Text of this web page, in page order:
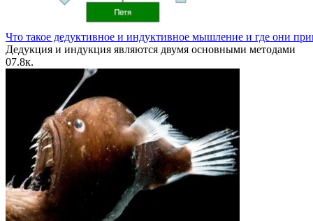
Что такое дедуктивное и индуктивное мышление и где они
Дедукция и индукция являются двумя основными методами
07.8к.